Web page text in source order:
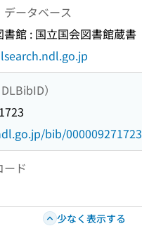
ータベース
書館 : 国立国会図書館蔵書
）
bib/000009271723
ード
少なく表示する